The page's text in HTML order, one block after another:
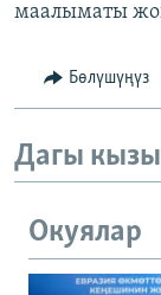
маалыматы
Бөлүшүңүз
Дагы
Окуялар